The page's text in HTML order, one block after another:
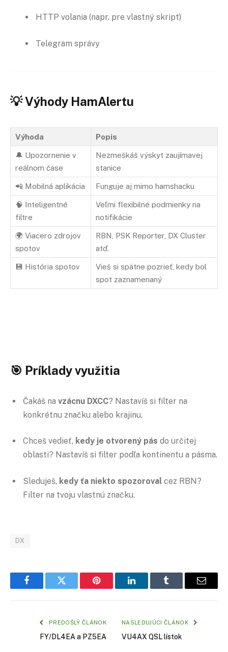
HTTP volania (napr. pre vlastný skript)
Telegram správy
💡Výhody HamAlertu
Výhoda Popis
🔔 Upozornenie v
reálnom čase
Nezmeškáš výskyt zaujímavej
stanice
📲 Mobilná aplikácia Funguje aj mimo hamshacku
🧠 Inteligentné
filtre
Veľmi flexibilné podmienky na
notifikácie
🌍 Viacero zdrojov
spotov
RBN, PSK Reporter, DX Cluster
atď.
💾 História spotov
Vieš si spätne pozrieť, kedy bol
spot zaznamenaný
🎯 Príklady využitia
Čakáš na vzácnu DXCC? Nastavíš si filter na
konkrétnu značku alebo krajinu.
Chceš vedieť, kedy je otvorený pás do určitej
oblasti? Nastavíš si filter podľa kontinentu a pásma.
Sleduješ, kedy ťa niekto spozoroval cez RBN?
Filter na tvoju vlastnú značku.
DX
FacebookTwitter Pinterest LinkedInTumblr Email
PREDOŠLÝ ČLÁNOK
FY/DL4EA a PZ5EA
NASLEDUJÚCI ČLÁNOK
VU4AX QSL lístok